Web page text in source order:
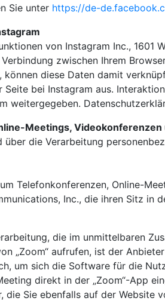
Sie unter https://de-
von Instagram Inc., 1601
zwischen Ihrem
können diese Daten damit
bei Instagram aus.
weitergegeben.
Meetings, Videokonferenzen
die Verarbeitung
Telefonkonferenzen, Online-
Inc., die ihren Sitz in
die im unmittelbaren
„Zoom“ aufrufen, ist der
um sich die Software für die
direkt in der „Zoom“-App
die Sie ebenfalls auf der Website